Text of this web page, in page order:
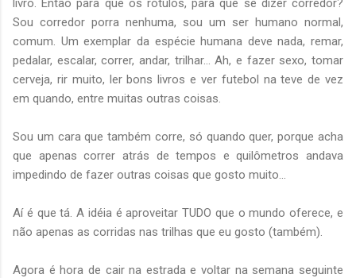
Sou corredor porra nenhuma, sou um ser humano normal,
comum. Um exemplar da espécie humana deve nada, remar,
pedalar, escalar, correr, andar, trilhar... Ah, e fazer sexo, tomar
cerveja, rir muito, ler bons livros e ver futebol na teve de vez
em quando, entre muitas outras coisas.
Sou um cara que também corre, só quando quer, porque acha
que apenas correr atrás de tempos e quilômetros andava
impedindo de fazer outras coisas que gosto muito...
Aí é que tá. A idéia é aproveitar TUDO que o mundo oferece, e
não apenas as corridas nas trilhas que eu gosto (também).
Agora é hora de cair na estrada e voltar na semana seguinte